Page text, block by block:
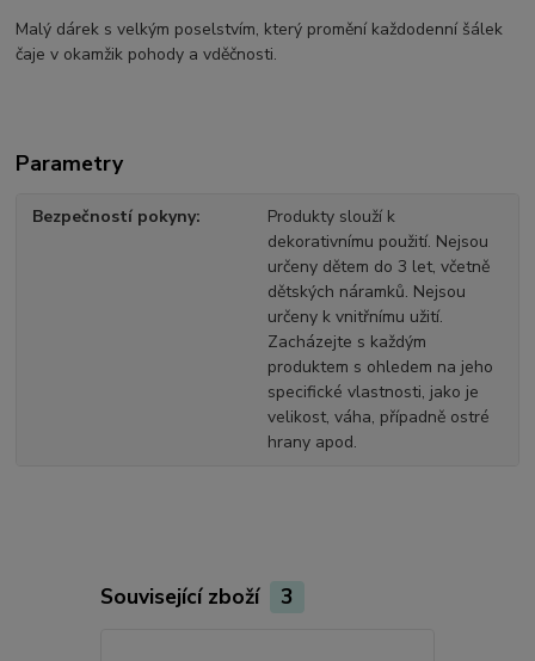
Malý dárek s velkým poselstvím, který promění každodenní šálek
čaje v okamžik pohody a vděčnosti.
Parametry
Bezpečností pokyny
Produkty slouží k
dekorativnímu použití. Nejsou
určeny dětem do 3 let, včetně
dětských náramků. Nejsou
určeny k vnitřnímu užití.
Zacházejte s každým
produktem s ohledem na jeho
specifické vlastnosti, jako je
velikost, váha, případně ostré
hrany apod.
Související zboží 3